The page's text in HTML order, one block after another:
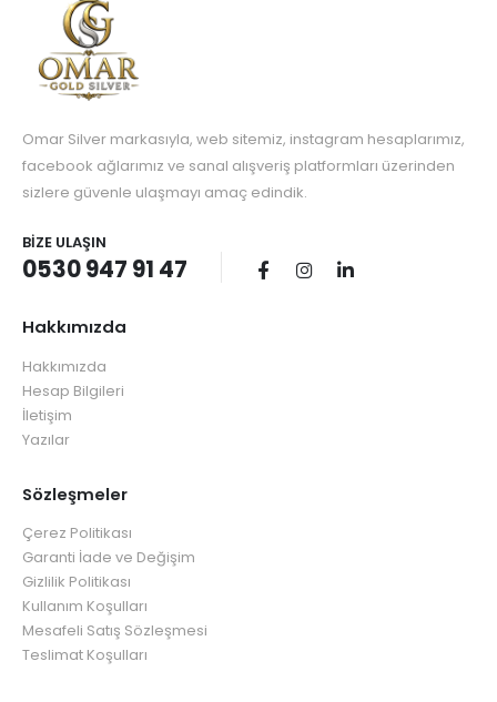
Omar Silver markasıyla, web sitemiz, instagram hesaplarımız,
facebook ağlarımız ve sanal alışveriş platformları üzerinden
sizlere güvenle ulaşmayı amaç edindik.
BIZE ULAŞIN
0530 947 91 47
Hakkımızda
Hakkımızda
Hesap Bilgileri
İletişim
Yazılar
Sözleşmeler
Çerez Politikası
Garanti İade ve Değişim
Gizlilik Politikası
Kullanım Koşulları
Mesafeli Satış Sözleşmesi
Teslimat Koşulları